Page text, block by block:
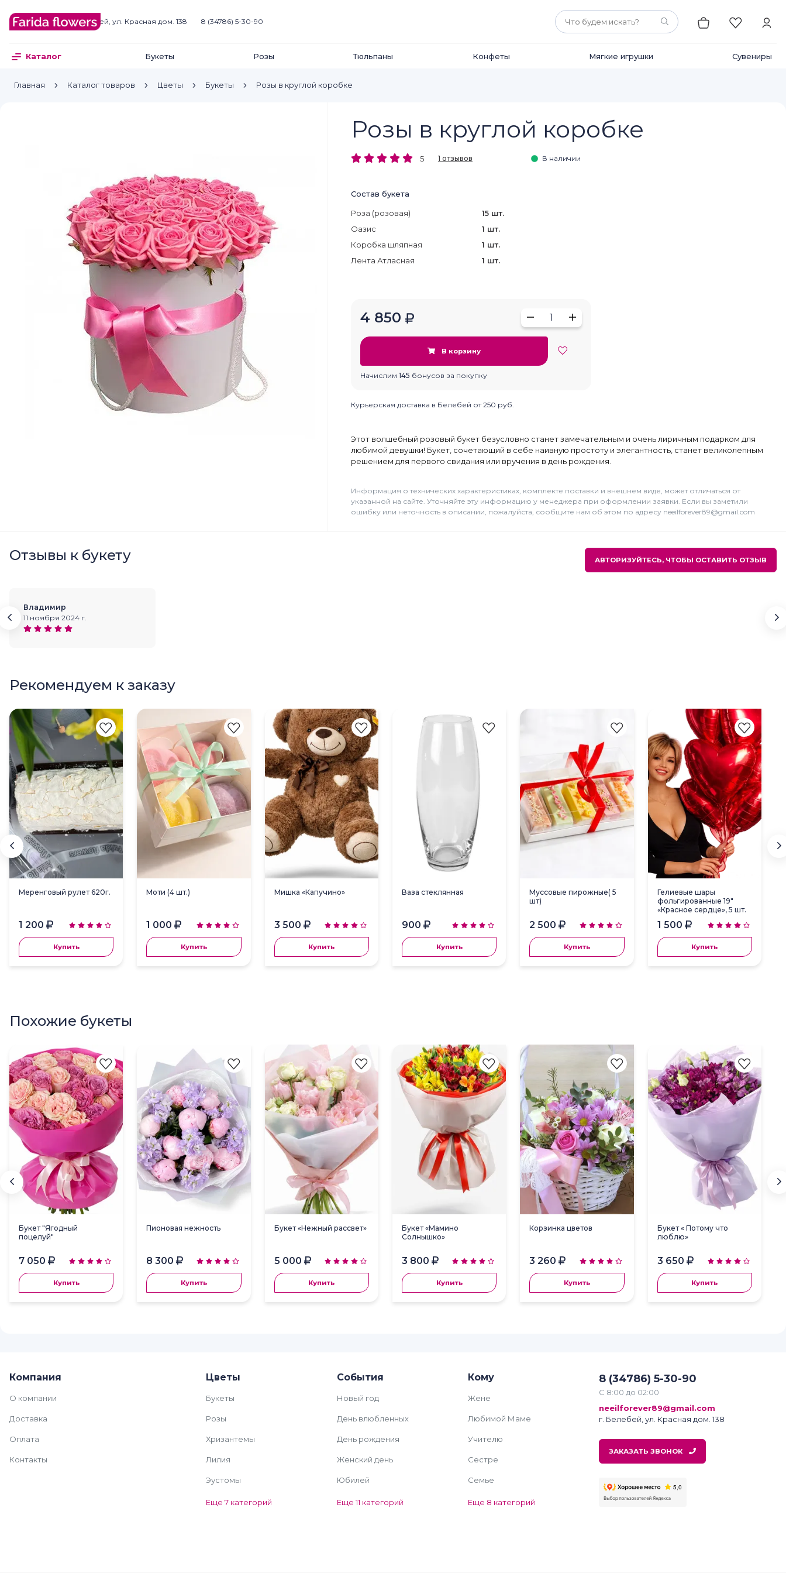
Белебей г. Белебей, ул. Красная дом. 138 8 (34786) 5-30-90
Каталог Букеты Розы Тюльпаны Конфеты Мягкие игрушки Сувениры
Главная Каталог товаров Цветы Букеты Розы в круглой коробке
Розы в круглой коробке
5 1 отзывов В наличии
Состав букета
Роза (розовая)
15 шт.
Оазис
1 шт.
Коробка шляпная
1 шт.
Лента Атласная
1 шт.
4 850 1
В корзину
Начислим 145 бонусов за покупку
Курьерская доставка в Белебей от 250 руб.
Этот волшебный розовый букет безусловно станет замечательным и очень лиричным подарком для
любимой девушки! Букет, сочетающий в себе наивную простоту и элегантность, станет великолепным
решением для первого свидания или вручения в день рождения.
Информация о технических характеристиках, комплекте поставки и внешнем виде, может отличаться от
указанной на сайте. Уточняйте эту информацию у менеджера при оформлении заявки. Если вы заметили
ошибку или неточность в описании, пожалуйста, сообщите нам об этом по адресу neeilforever89@gmail.com
Отзывы к букету АВТОРИЗУЙТЕСЬ, ЧТОБЫ ОСТАВИТЬ ОТЗЫВ
Владимир
11 ноября 2024 г.
Рекомендуем к заказу
Меренговый рулет 620г.
1 200
Купить
Моти (4 шт.)
1 000
Купить
Мишка «Капучино»
3 500
Купить
Ваза стеклянная
900
Купить
Муссовые пирожные( 5
шт)
2 500
Купить
Гелиевые шары
фольгированные 19"
«Красное сердце», 5 шт.
1 500
Купить
Похожие букеты
Букет "Ягодный
поцелуй"
7 050
Купить
Пионовая нежность
8 300
Купить
Букет «Нежный рассвет»
5 000
Купить
Букет «Мамино
Солнышко»
3 800
Купить
Корзинка цветов
3 260
Купить
Букет « Потому что
люблю»
3 650
Купить
Компания
О компании
Доставка
Оплата
Контакты
Цветы
Букеты
Розы
Хризантемы
Лилия
Эустомы
Еще 7 категорий
События
Новый год
День влюбленных
День рождения
Женский день
Юбилей
Еще 11 категорий
Кому
Жене
Любимой Маме
Учителю
Сестре
Семье
Еще 8 категорий
8 (34786) 5-30-90
С 8:00 до 02:00
neeilforever89@gmail.com
г. Белебей, ул. Красная дом. 138
ЗАКАЗАТЬ ЗВОНОК